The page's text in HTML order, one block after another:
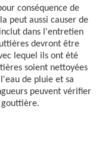
conséquence de
peut aussi causer de
dans l'entretien
devront être
lequel ils ont été
soient nettoyées
de pluie et sa
peuvent vérifier
gouttière.